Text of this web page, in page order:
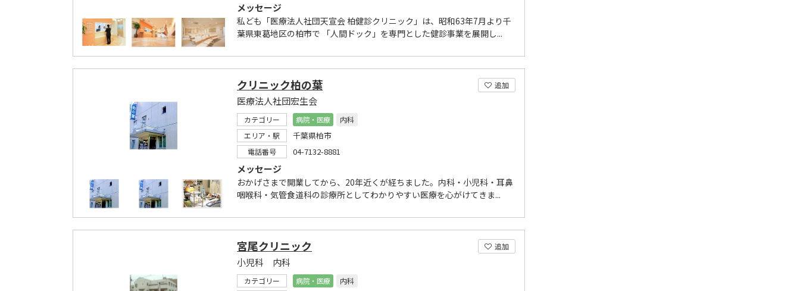
メッセージ
私ども「医療法人社団天宣会 柏健診クリニック」は、昭和63年7月より千
葉県東葛地区の柏市で 「人間ドック」を専門とした健診事業を展開し...
追加
クリニック柏の葉
医療法人社団宏生会
カテゴリー 病院・医療
内科
エリア・駅
千葉県柏市
電話番号 04-7132-8881
メッセージ
おかげさまで開業してから、20年近くが経ちました。内科・小児科・耳鼻
咽喉科・気管食道科の診療所としてわかりやすい医療を心がけてきま...
追加
宮尾クリニック
小児科 内科
カテゴリー 病院・医療
内科